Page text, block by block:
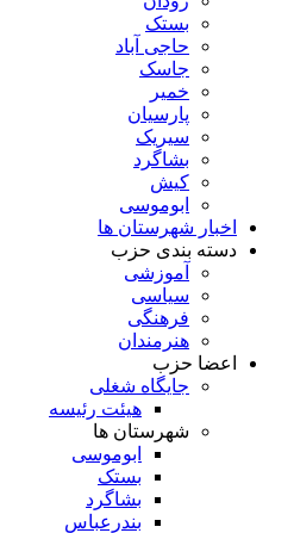
بستک
حاجی آباد
جاسک
خمیر
پارسیان
سیریک
بشاگرد
کیش
ابوموسی
اخبار شهرستان ها
دسته بندی حزب
آموزشی
سیاسی
فرهنگی
هنرمندان
اعضا حزب
جایگاه شغلی
هیئت رئیسه
شهرستان ها
ابوموسی
بستک
بشاگرد
بندرعباس